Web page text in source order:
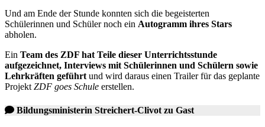
Und am Ende der Stunde konnten sich die begeisterten
Schülerinnen und Schüler noch ein Autogramm ihres Stars
abholen.
Ein Team des ZDF hat Teile dieser Unterrichtsstunde
aufgezeichnet, Interviews mit Schülerinnen und Schülern sowie
Lehrkräften geführt und wird daraus einen Trailer für das geplante
Projekt ZDF goes Schule erstellen.
Bildungsministerin Streichert-Clivot zu Gast